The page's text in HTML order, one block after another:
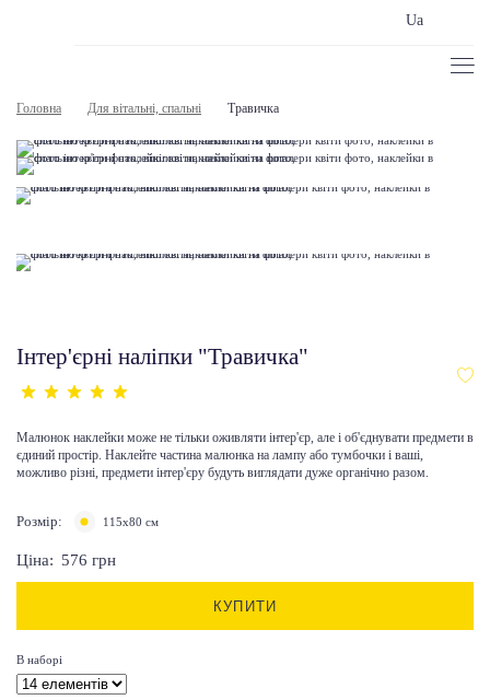
Ua
Головна Для вітальні, спальні Травичка
Інтер'єрні наліпки "Травичка"
Малюнок наклейки може не тільки оживляти інтер'єр, але і об'єднувати предмети в
єдиний простір. Наклейте частина малюнка на лампу або тумбочки і ваші,
можливо різні, предмети інтер'єру будуть виглядати дуже органічно разом.
Розмір: 115х80 см
Ціна: 576 грн
КУПИТИ
В наборі